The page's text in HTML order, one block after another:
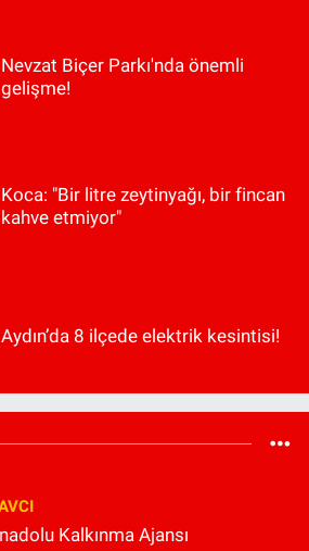
Nevzat Biçer Parkı'nda önemli
gelişme!
Koca: "Bir litre zeytinyağı, bir fincan
kahve etmiyor"
Aydın’da 8 ilçede elektrik kesintisi!
Kalkınma Ajansı